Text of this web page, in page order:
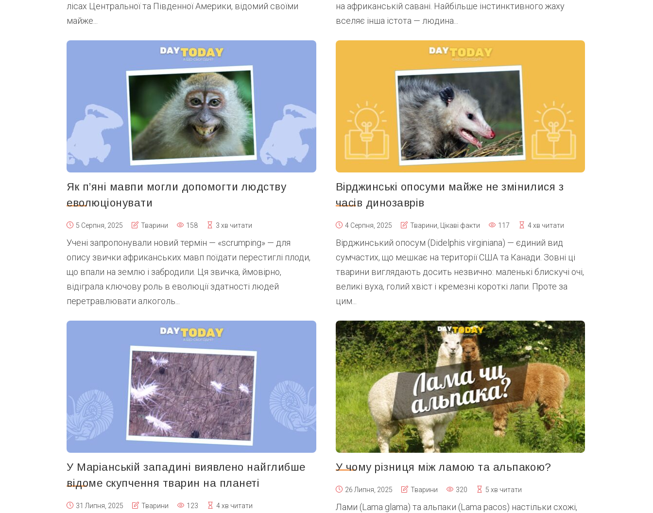
лісах Центральної та Південної Америки, відомий своїми
майже...
на африканській савані. Найбільше інстинктивного жаху
вселяє інша істота — людина...
Як п’яні мавпи могли допомогти людству
еволюціонувати
5 Серпня, 2025 Тварини 158 3 хв читати
Учені запропонували новий термін — «scrumping» — для
опису звички африканських мавп поїдати перестиглі плоди,
що впали на землю і забродили. Ця звичка, ймовірно,
відіграла ключову роль в еволюції здатності людей
перетравлювати алкоголь...
Вірджинські опосуми майже не змінилися з
часів динозаврів
4 Серпня, 2025 Тварини Цікаві факти 117 4 хв читати
Вірджинський опосум (Didelphis virginiana) — єдиний вид
сумчастих, що мешкає на території США та Канади. Зовні ці
тварини виглядають досить незвично: маленькі блискучі очі,
великі вуха, голий хвіст і кремезні короткі лапи. Проте за
цим...
У Маріанській западині виявлено найглибше
відоме скупчення тварин на планеті
31 Липня, 2025 Тварини 123 4 хв читати
У чому різниця між ламою та альпакою?
26 Липня, 2025 Тварини 320 5 хв читати
Лами (Lama glama) та альпаки (Lama pacos) настільки схожі,